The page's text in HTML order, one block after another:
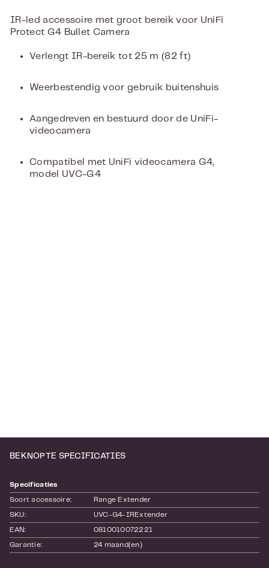
IR-led accessoire met groot bereik voor UniFi
Protect G4 Bullet Camera
Verlengt IR-bereik tot 25 m (82 ft)
Weerbestendig voor gebruik buitenshuis
Aangedreven en bestuurd door de UniFi-
videocamera
Compatibel met UniFi videocamera G4,
model UVC-G4
BEKNOPTE SPECIFICATIES
Specificaties
Soort accessoire: Range Extender
SKU: UVC-G4-IRExtender
EAN: 0810010072221
Garantie: 24 maand(en)